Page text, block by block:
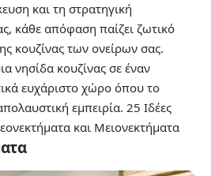
και τη στρατηγική
κάθε απόφαση παίζει ζωτικό
κουζίνας των ονείρων σας.
νησίδα κουζίνας σε έναν
ευχάριστο χώρο όπου το
εμπειρία. 25 Ιδέες
και Μειονεκτήματα